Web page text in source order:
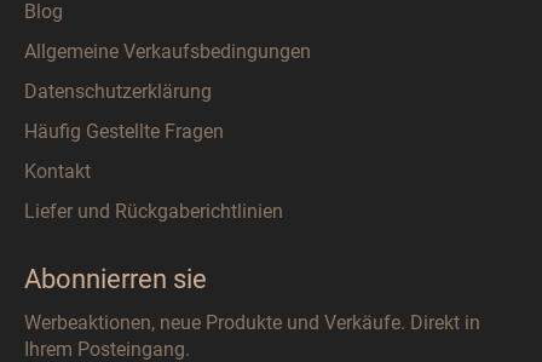
Blog
Allgemeine Verkaufsbedingungen
Datenschutzerklärung
Häufig Gestellte Fragen
Kontakt
Liefer und Rückgaberichtlinien
Abonnierren sie
Werbeaktionen, neue Produkte und Verkäufe. Direkt in
Ihrem Posteingang.